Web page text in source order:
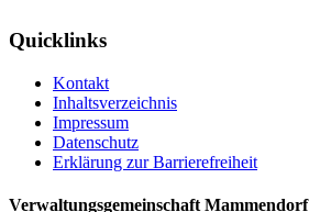
Quicklinks
Kontakt
Inhaltsverzeichnis
Impressum
Datenschutz
Erklärung zur Barrierefreiheit
Verwaltungsgemeinschaft Mammendorf